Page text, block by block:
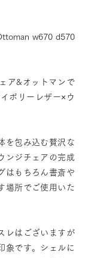
w670 d570
ア&オットマンで
ボリーレザー×ウ
を包み込む贅沢な
ンジチェアの完成
はもちろん書斎や
場所でご使用いた
レはございますが
象です。シェルに